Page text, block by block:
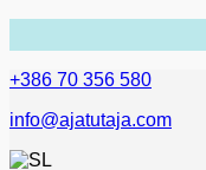
+386 70 356 580
info@ajatutaja.com